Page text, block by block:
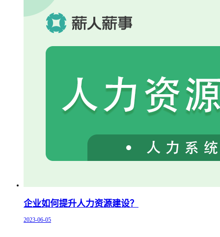
企业如何提升人力资源建设？
2023-06-05